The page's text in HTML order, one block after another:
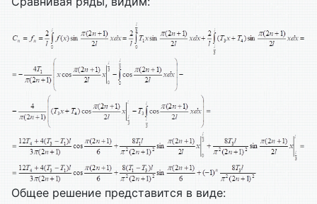
Общее решение представится в виде: